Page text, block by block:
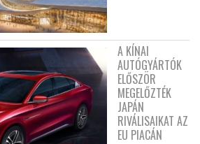
A KÍNAI
AUTÓGYÁRTÓK
ELŐSZÖR
MEGELŐZTÉK
JAPÁN
RIVÁLISAIKAT AZ
EU PIACÁN